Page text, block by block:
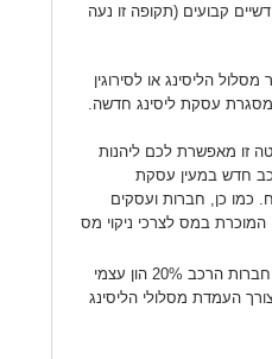
קבועים (תקופה זו נעה
הליסינג או לסירוגין
עסקת ליסינג חדשה.
זו מאפשרת לכם ליהנות
חדש במעין עסקת
כמו כן, חברות ועסקים
במס לצרכי ניקוי מס
בדרך כלל, דורשות חברות הרכב 20% הון עצמי
העמדת מסלולי הליסינג